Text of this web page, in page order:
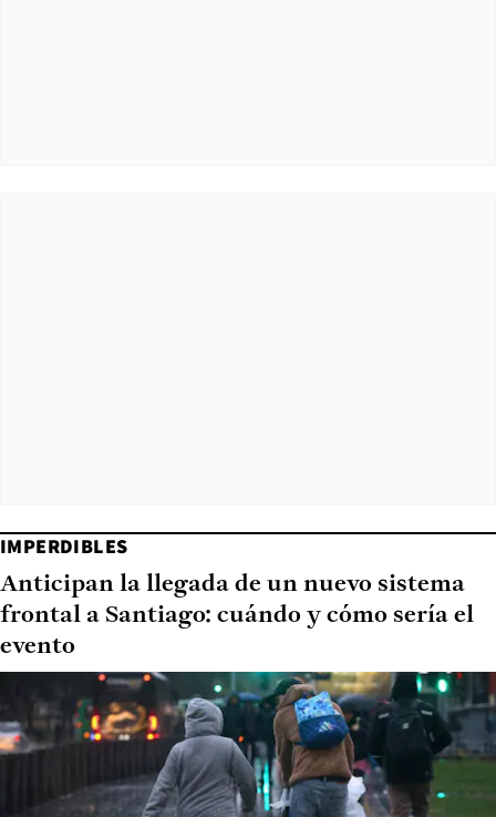
IMPERDIBLES
Anticipan la llegada de un nuevo sistema
frontal a Santiago: cuándo y cómo sería el
evento